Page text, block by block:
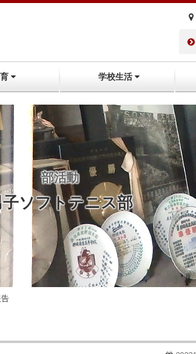
学校生活
部活動
ソフトテニス部